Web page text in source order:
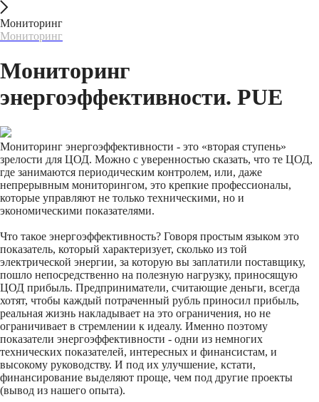
Мониторинг
Мониторинг
Мониторинг
энергоэффективности. PUE
Мониторинг энергоэффективности - это «вторая ступень»
зрелости для ЦОД. Можно с уверенностью сказать, что те ЦОД,
где занимаются периодическим контролем, или, даже
непрерывным мониторингом, это крепкие профессионалы,
которые управляют не только техническими, но и
экономическими показателями.
Что такое энергоэффективность? Говоря простым языком это
показатель, который характеризует, сколько из той
электрической энергии, за которую вы заплатили поставщику,
пошло непосредственно на полезную нагрузку, приносящую
ЦОД прибыль. Предприниматели, считающие деньги, всегда
хотят, чтобы каждый потраченный рубль приносил прибыль,
реальная жизнь накладывает на это ограничения, но не
ограничивает в стремлении к идеалу. Именно поэтому
показатели энергоэффективности - одни из немногих
технических показателей, интересных и финансистам, и
высокому руководству. И под их улучшение, кстати,
финансирование выделяют проще, чем под другие проекты
(вывод из нашего опыта).